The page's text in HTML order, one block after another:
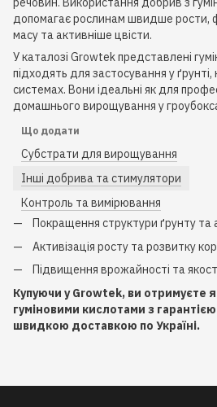
допомагає рослинам швидше рости,
масу та активніше цвісти.
У каталозі Growtek представлені
підходять для застосування у ґрунті,
системах. Вони ідеальні як для
домашнього вирощування у
Що додати
Субстрати для вирощування
Інші добрива та стимулятори
Контроль та вимірювання
Покращення структури ґрунту та
Активізація росту та розвитку
Підвищення врожайності та
Купуючи у Growtek, ви отримуєте
гуміновими кислотами з
швидкою доставкою по Україні.